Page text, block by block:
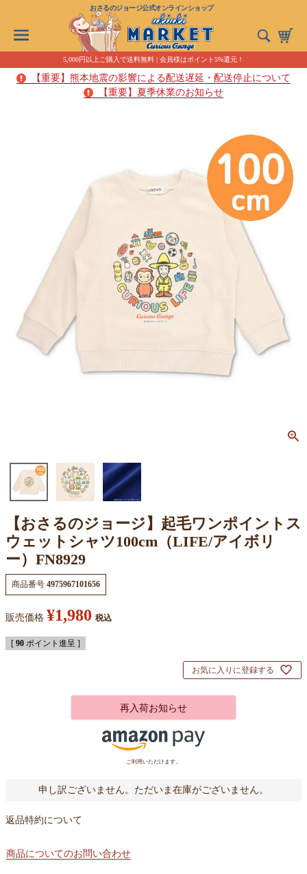
おさるのジョージ公式オンラインショップ
5,000円以上ご購入で送料無料 | 会員様はポイント5%還元！
【重要】熊本地震の影響による配送遅延・配送停止について
【重要】夏季休業のお知らせ
【おさるのジョージ】起毛ワンポイントス
ウェットシャツ100cm（LIFE/アイボリ
ー）FN8929
商品番号 4975967101656
販売価格 ¥1,980 税込
[ 90 ポイント進呈 ]
お気に入りに登録する
再入荷お知らせ
ご利用いただけます。
申し訳ございません。ただいま在庫がございません。
返品特約について
商品についてのお問い合わせ